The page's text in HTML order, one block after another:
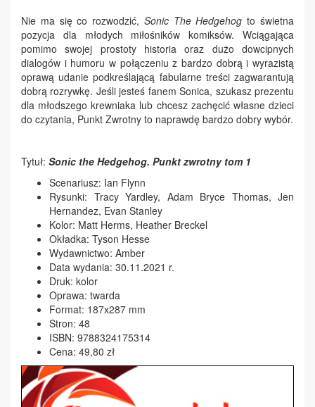
Nie ma się co rozwodzić, Sonic The Hedgehog to świetna
pozycja dla młodych miłośników komiksów. Wciągająca
pomimo swojej prostoty historia oraz dużo dowcipnych
dialogów i humoru w połączeniu z bardzo dobrą i wyrazistą
oprawą udanie podkreślającą fabularne treści zagwarantują
dobrą rozrywkę. Jeśli jesteś fanem Sonica, szukasz prezentu
dla młodszego krewniaka lub chcesz zachęcić własne dzieci
do czytania, Punkt Zwrotny to naprawdę bardzo dobry wybór.
Tytuł: Sonic the Hedgehog. Punkt zwrotny tom 1
Scenariusz: Ian Flynn
Rysunki: Tracy Yardley, Adam Bryce Thomas, Jen
Hernandez, Evan Stanley
Kolor: Matt Herms, Heather Breckel
Okładka: Tyson Hesse
Wydawnictwo: Amber
Data wydania: 30.11.2021 r.
Druk: kolor
Oprawa: twarda
Format: 187x287 mm
Stron: 48
ISBN: 9788324175314
Cena: 49,80 zł